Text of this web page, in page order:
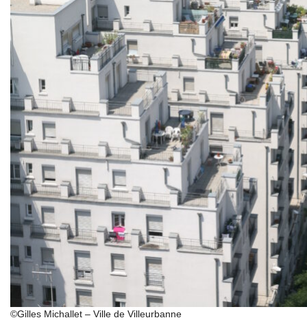
©Gilles Michallet – Ville de Villeurbanne